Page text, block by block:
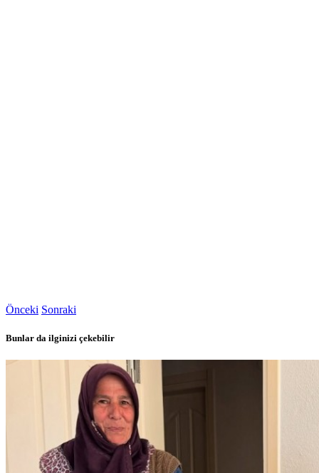
Önceki Sonraki
Bunlar da ilginizi çekebilir